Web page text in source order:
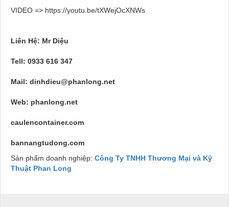
VIDEO => https://youtu.be/tXWejOcXNWs
Liên Hệ: Mr Diệu
Tell: 0933 616 347
Mail: dinhdieu@phanlong.net
Web: phanlong.net
caulencontainer.com
bannangtudong.com
Sản phẩm doanh nghiệp: Công Ty TNHH Thương Mại và Kỹ
Thuật Phan Long